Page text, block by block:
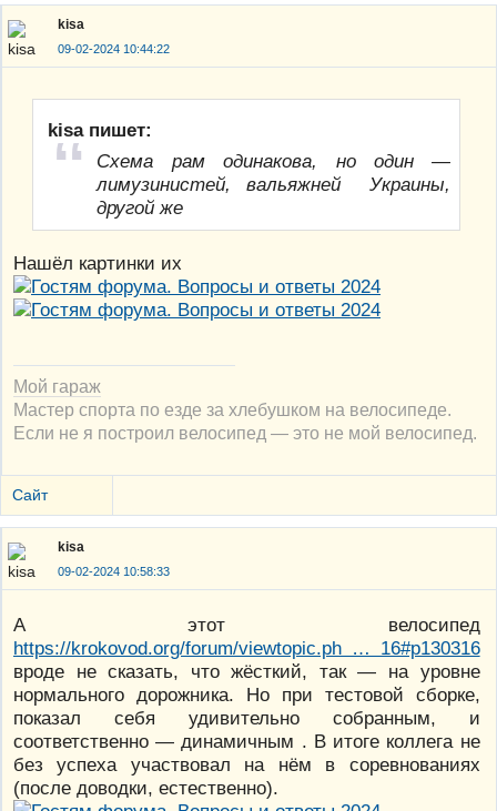
kisa
09-02-2024 10:44:22
kisa пишет:
Схема рам одинакова, но один —
лимузинистей, вальяжней Украины,
другой же
Нашёл картинки их
Мой гараж
Мастер спорта по езде за хлебушком на велосипеде.
Если не я построил велосипед — это не мой велосипед.
Сайт
kisa
09-02-2024 10:58:33
А этот велосипед
https://krokovod.org/forum/viewtopic.ph … 16#p130316
вроде не сказать, что жёсткий, так — на уровне
нормального дорожника. Но при тестовой сборке,
показал себя удивительно собранным, и
соответственно — динамичным . В итоге коллега не
без успеха участвовал на нём в соревнованиях
(после доводки, естественно).